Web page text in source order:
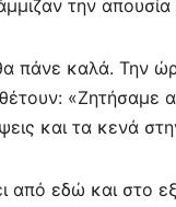
την
πάνε καλά. Την
«Ζητήσαμε
και τα κενά
από εδώ και στο